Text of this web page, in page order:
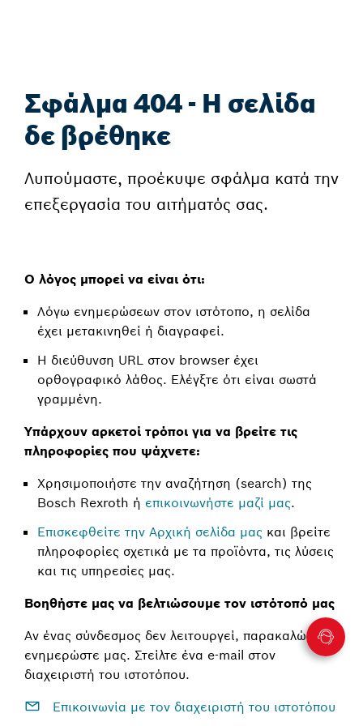
Σφάλμα 404 - Η σελίδα
δε βρέθηκε
Λυπούμαστε, προέκυψε σφάλμα κατά την
επεξεργασία του αιτήματός σας.
Ο λόγος μπορεί να είναι ότι:
Λόγω ενημερώσεων στον ιστότοπο, η σελίδα
έχει μετακινηθεί ή διαγραφεί.
Η διεύθυνση URL στον browser έχει
ορθογραφικό λάθος. Ελέγξτε ότι είναι σωστά
γραμμένη.
Υπάρχουν αρκετοί τρόποι για να βρείτε τις
πληροφορίες που ψάχνετε:
Χρησιμοποιήστε την αναζήτηση (search) της
Bosch Rexroth ή επικοινωνήστε μαζί μας.
Επισκεφθείτε την Αρχική σελίδα μας και βρείτε
πληροφορίες σχετικά με τα προϊόντα, τις λύσεις
και τις υπηρεσίες μας.
Βοηθήστε μας να βελτιώσουμε τον ιστότοπό μας
Αν ένας σύνδεσμος δεν λειτουργεί, παρακαλώ
ενημερώστε μας. Στείλτε ένα e-mail στον
διαχειριστή του ιστοτόπου.
Επικοινωνία με τον διαχειριστή του ιστοτόπου